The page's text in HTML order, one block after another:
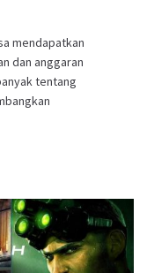
mendapatkan
dan anggaran
tentang